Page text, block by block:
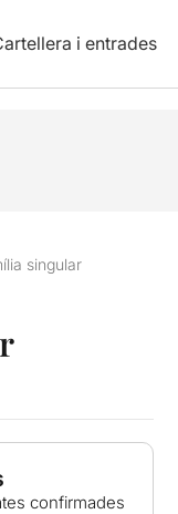
i entrades
singular
confirmades